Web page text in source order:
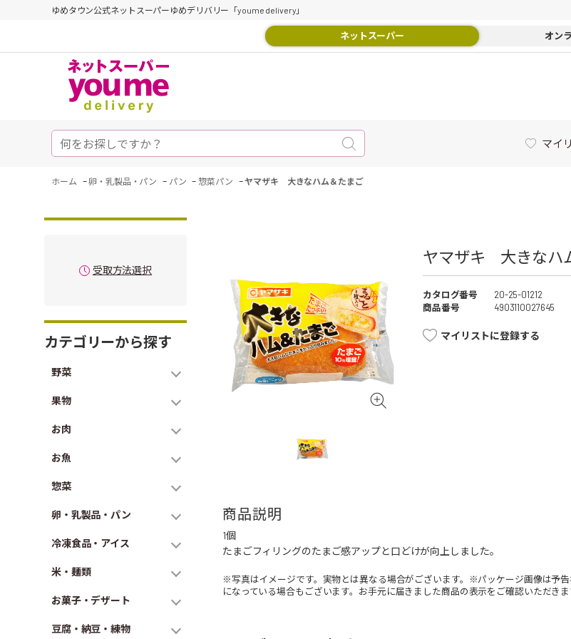
ゆめタウン公式ネットスーパーゆめデリバリー「youme delivery」
ネットスーパー オン
マイ
ホーム -卵・乳製品・パン - パン - 惣菜パン -ヤマザキ 大きなハム＆たまご
受取方法選択
カテゴリーから探す
野菜
果物
お肉
お魚
惣菜
卵・乳製品・パン
冷凍食品・アイス
米・麺類
お菓子・デザート
豆腐・納豆・練物
ヤマザキ 大きなハ
カタログ番号
20-25-01212
商品番号
4903110027645
マイリストに登録する
商品説明
1個
たまごフィリングのたまご感アップと口どけが向上しました。
※写真はイメージです。実物とは異なる場合がございます。※パッケージ画像は予
になっている場合もございます。お手元に届きました商品の表示をご確認いただきま